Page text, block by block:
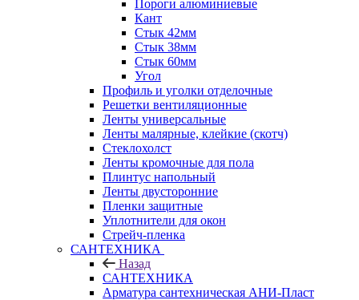
Пороги алюминиевые
Кант
Стык 42мм
Стык 38мм
Стык 60мм
Угол
Профиль и уголки отделочные
Решетки вентиляционные
Ленты универсальные
Ленты малярные, клейкие (скотч)
Стеклохолст
Ленты кромочные для пола
Плинтус напольный
Ленты двусторонние
Пленки защитные
Уплотнители для окон
Стрейч-пленка
САНТЕХНИКА
Назад
САНТЕХНИКА
Арматура сантехническая АНИ-Пласт